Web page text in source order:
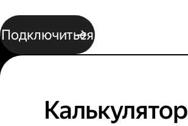
Подключиться
Калькулятор